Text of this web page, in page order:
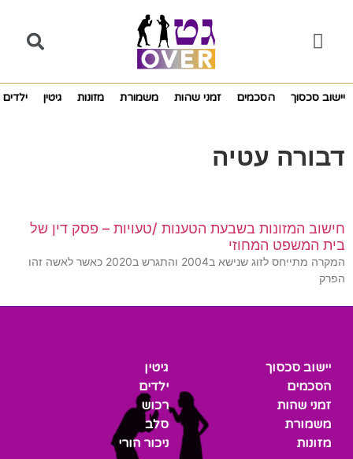
יישוב סכסוך הסכמים זמני שהות משמורת מזונות גיטין ילדים
דבורה עטיה
חישוב המזונות בשבעת הטענות /טעויות – פסק דין של
בית המשפט המחוזי
המקרה מתייחס לזוג שנישא ב2004 והתגרש ב2020 כאשר לאשה זהו
הפרק
יישוב סכסוך
הסכמים
זמני שהות
משמורת
מזונות
גיטין
ילדים
רכוש
סלב
ניכור הורי